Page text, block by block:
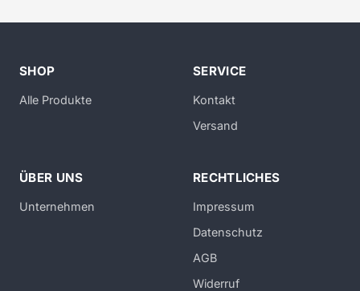
SHOP
Alle Produkte
SERVICE
Kontakt
Versand
ÜBER UNS
Unternehmen
RECHTLICHES
Impressum
Datenschutz
AGB
Widerruf